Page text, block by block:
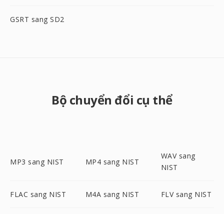
GSRT sang SD2
Bộ chuyển đổi cụ thể
MP3 sang NIST MP4 sang NIST
WAV sang
NIST
FLAC sang NIST M4A sang NIST FLV sang NIST